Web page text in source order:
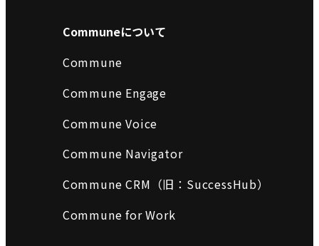
Communeについて
Commune
Commune Engage
Commune Voice
Commune Navigator
Commune CRM（旧：SuccessHub）
Commune for Work